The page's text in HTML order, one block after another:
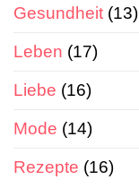
Gesundheit (13)
Leben (17)
Liebe (16)
Mode (14)
Rezepte (16)